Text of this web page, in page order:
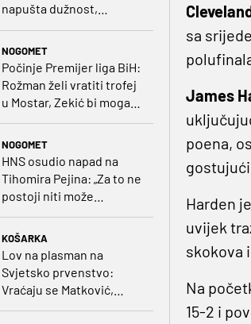
napušta dužnost,
NOGOMET
Počinje Premijer liga BiH:
Rožman želi vratiti trofej
u Mostar, Zekić bi mogao
biti iznenađenje
NOGOMET
HNS osudio napad na
Tihomira Pejina: „Za to ne
postoji niti može
postojati opravdanje”
KOŠARKA
Lov na plasman na
Svjetsko prvenstvo:
Vraćaju se Matković,
sa
James
poena,
Harden
uvijek
skokova
Na
15-2 i